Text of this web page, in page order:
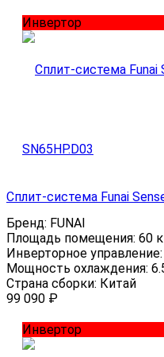
Инвертор
Сплит-система Funai
Бренд: FUNAI
Площадь помещения: 60
Инверторное управление:
Мощность охлаждения:
Страна сборки: Китай
99 090 ₽
Инвертор